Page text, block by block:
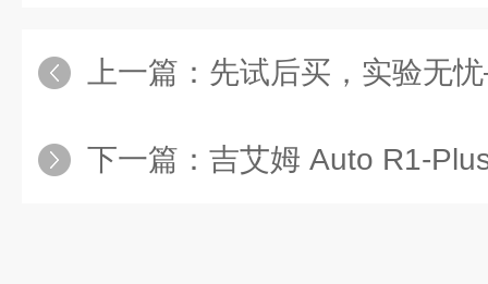
上一篇： 先试后买，实验无忧——吉艾姆
下一篇： 吉艾姆 Auto R1-Plus 助